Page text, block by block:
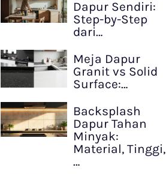
Dapur Sendiri:
Step-by-Step
dari…
Meja Dapur
Granit vs Solid
Surface:…
Backsplash
Dapur Tahan
Minyak:
Material, Tinggi,
…